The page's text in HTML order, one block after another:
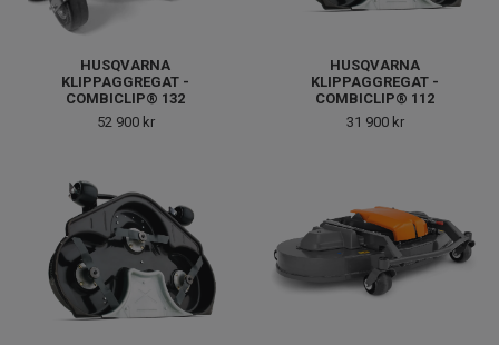
HUSQVARNA
KLIPPAGGREGAT -
COMBICLIP® 132
52 900 kr
HUSQVARNA
KLIPPAGGREGAT -
COMBICLIP® 112
31 900 kr